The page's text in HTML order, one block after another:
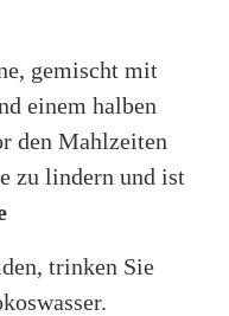
gemischt mit
einem halben
den Mahlzeiten
zu lindern und ist
trinken Sie